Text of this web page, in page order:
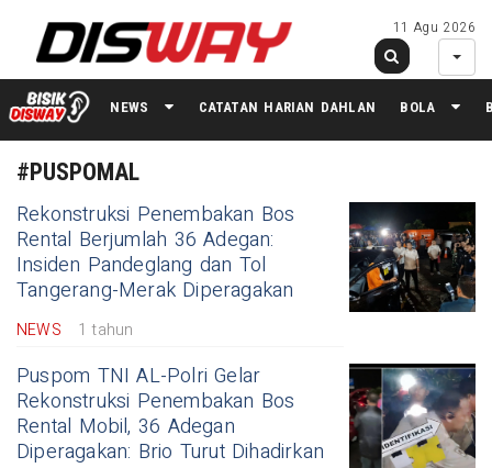
11 Agu 2026
NEWS CATATAN HARIAN DAHLAN BOLA
#PUSPOMAL
Rekonstruksi Penembakan Bos
Rental Berjumlah 36 Adegan:
Insiden Pandeglang dan Tol
Tangerang-Merak Diperagakan
NEWS 1 tahun
Puspom TNI AL-Polri Gelar
Rekonstruksi Penembakan Bos
Rental Mobil, 36 Adegan
Diperagakan: Brio Turut Dihadirkan